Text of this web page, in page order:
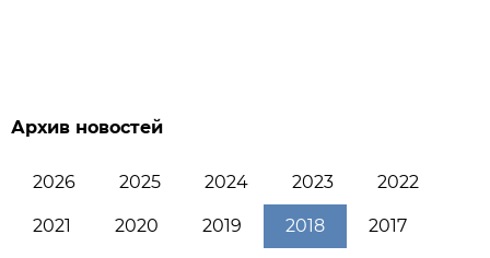
Архив новостей
2026 2025 2024 2023 2022
2021 2020 2019 2018 2017